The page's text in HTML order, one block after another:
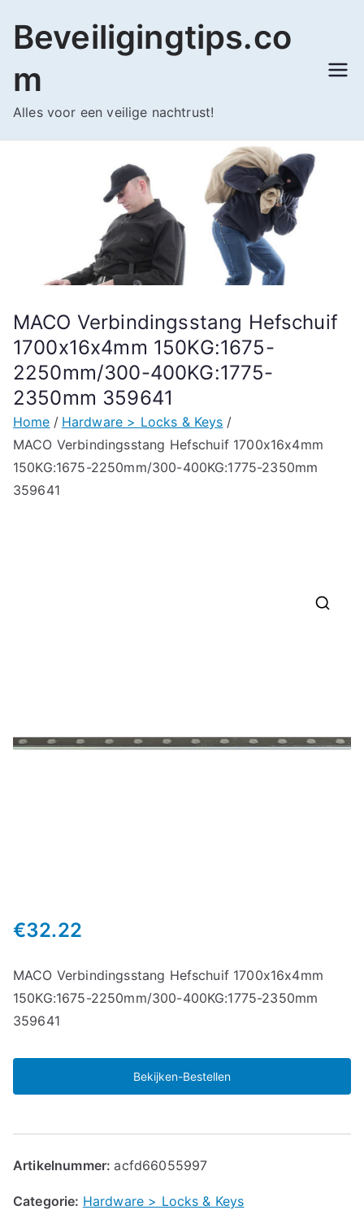
naar
inhoud
Beveiligingtips.co
m
Alles voor een veilige nachtrust!
MACO Verbindingsstang Hefschuif
1700x16x4mm 150KG:1675-
2250mm/300-400KG:1775-
2350mm 359641
Home
Hardware > Locks & Keys
MACO Verbindingsstang Hefschuif 1700x16x4mm
150KG:1675-2250mm/300-400KG:1775-2350mm
359641
€32.22
MACO Verbindingsstang Hefschuif 1700x16x4mm
150KG:1675-2250mm/300-400KG:1775-2350mm
359641
Bekijken-Bestellen
Artikelnummer:acfd66055997
Categorie: Hardware > Locks & Keys